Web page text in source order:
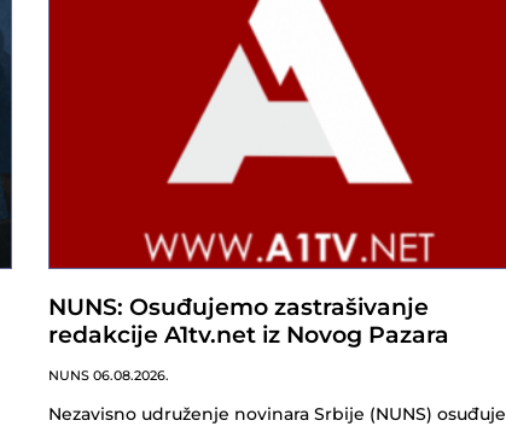
NUNS: Osuđujemo zastrašivanje
redakcije A1tv.net iz Novog Pazara
NUNS 06.08.2026.
Nezavisno udruženje novinara Srbije (NUNS) osuđuje